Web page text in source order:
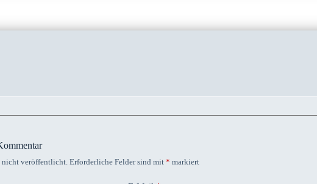
nicht veröffentlicht. Erforderliche Felder sind mit * markiert